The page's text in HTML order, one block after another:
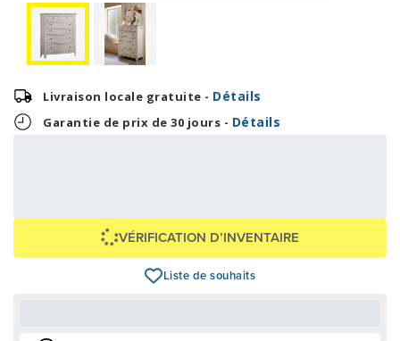
Livraison locale gratuite - Détails
Garantie de prix de 30 jours - Détails
VÉRIFICATION D’INVENTAIRE
Liste de souhaits